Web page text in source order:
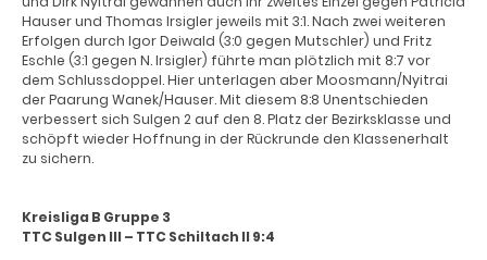
Hauser und Thomas Irsigler jeweils mit 3:1. Nach zwei weiteren
Erfolgen durch Igor Deiwald (3:0 gegen Mutschler) und Fritz
Eschle (3:1 gegen N. Irsigler) führte man plötzlich mit 8:7 vor
dem Schlussdoppel. Hier unterlagen aber Moosmann/Nyitrai
der Paarung Wanek/Hauser. Mit diesem 8:8 Unentschieden
verbessert sich Sulgen 2 auf den 8. Platz der Bezirksklasse und
schöpft wieder Hoffnung in der Rückrunde den Klassenerhalt
zu sichern.
Kreisliga B Gruppe 3
TTC Sulgen III – TTC Schiltach II 9:4